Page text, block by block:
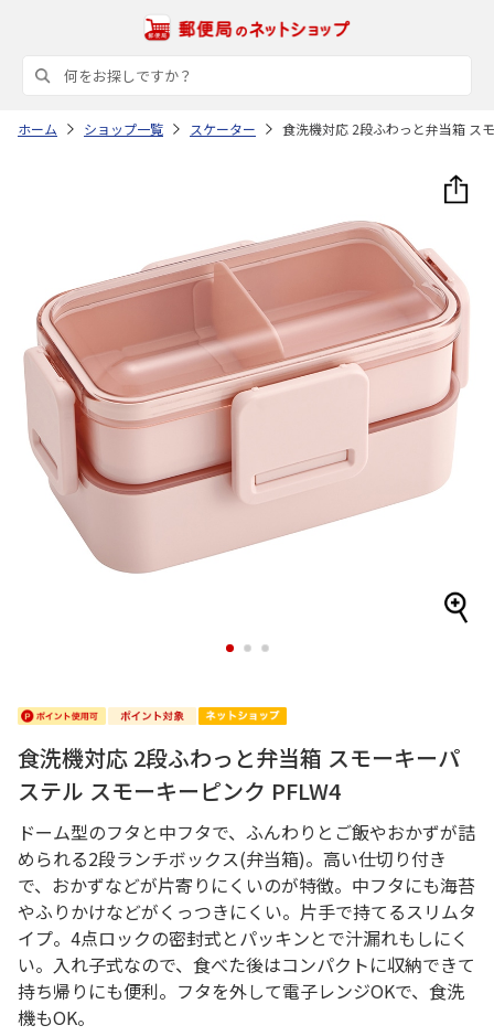
ホーム ショップ一覧 スケーター 食洗機対応 2段ふわっと弁当箱 ス
1 2 3
食洗機対応 2段ふわっと弁当箱 スモーキーパ
ステル スモーキーピンク PFLW4
ドーム型のフタと中フタで、ふんわりとご飯やおかずが詰
められる2段ランチボックス(弁当箱)。高い仕切り付き
で、おかずなどが片寄りにくいのが特徴。中フタにも海苔
やふりかけなどがくっつきにくい。片手で持てるスリムタ
イプ。4点ロックの密封式とパッキンとで汁漏れもしにく
い。入れ子式なので、食べた後はコンパクトに収納できて
持ち帰りにも便利。フタを外して電子レンジOKで、食洗
機もOK。